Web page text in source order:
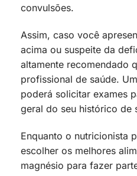
convulsões.
Assim, caso você
acima ou suspeite da
altamente recomendado
profissional de saúde.
poderá solicitar exames
geral do seu histórico de
Enquanto o nutricionista
escolher os melhores
magnésio para fazer